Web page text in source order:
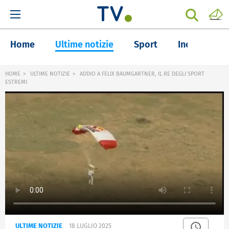
Home Ultime notizie Sport Inchieste
HOME ULTIME NOTIZIE
ADDIO A FELIX BAUMGARTNER, IL RE DEGLI SPORT
ESTREMI
ULTIME NOTIZIE 18 LUGLIO 2025